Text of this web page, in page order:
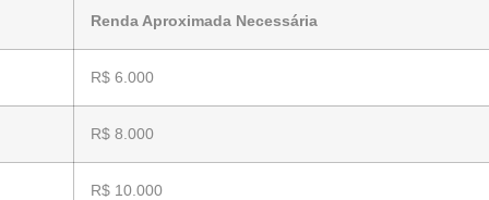
Renda Aproximada Necessária
R$ 6.000
R$ 8.000
R$ 10.000